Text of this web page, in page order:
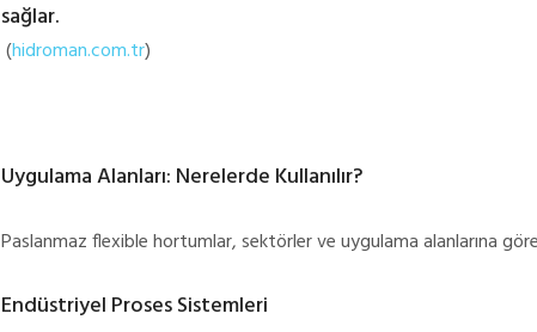
sağlar.
(hidroman.com.tr)
Uygulama Alanları: Nerelerde Kullanılır?
Paslanmaz flexible hortumlar, sektörler ve uygulama alanlarına göre
Endüstriyel Proses Sistemleri